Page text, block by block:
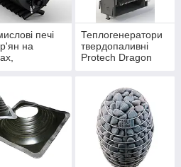
печі
на
Теплогенератори
твердопаливні
Protech Dragon